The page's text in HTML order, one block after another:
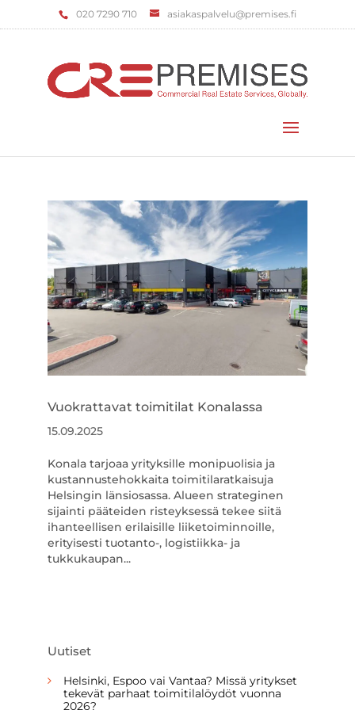
‌020 7290 710 asiakaspalvelu@premises.fi
Vuokrattavat toimitilat Konalassa
15.09.2025
Konala tarjoaa yrityksille monipuolisia ja
kustannustehokkaita toimitilaratkaisuja
Helsingin länsiosassa. Alueen strateginen
sijainti pääteiden risteyksessä tekee siitä
ihanteellisen erilaisille liiketoiminnoille,
erityisesti tuotanto-, logistiikka- ja
tukkukaupan...
Uutiset
Helsinki, Espoo vai Vantaa? Missä yritykset
tekevät parhaat toimitilalöydöt vuonna
2026?